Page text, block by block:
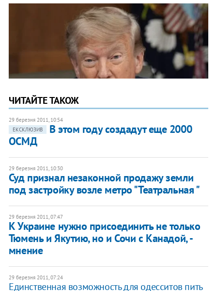
ЧИТАЙТЕ ТАКОЖ
29 березня 2011, 10:54
ЕКСКЛЮЗИВ
В этом году создадут еще 2000
ОСМД
29 березня 2011, 10:30
Суд признал незаконной продажу земли
под застройку возле метро "Театральная "
29 березня 2011, 07:47
К Украине нужно присоединить не только
Тюмень и Якутию, но и Сочи с Канадой, -
мнение
29 березня 2011, 07:24
Единственная возможность для одесситов пить